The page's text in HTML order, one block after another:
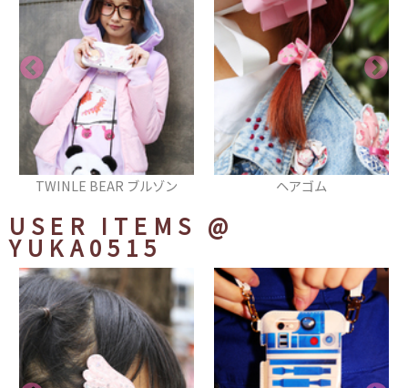
ヘアゴム スウェット
USER ITEMS @
YUKA0515